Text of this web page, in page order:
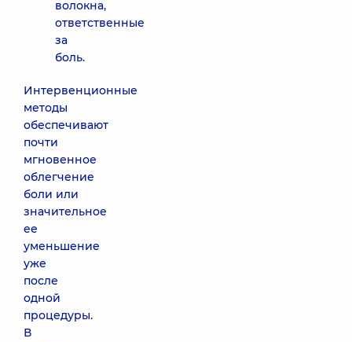
волокна,
ответственные
за
боль.
Интервенционные
методы
обеспечивают
почти
мгновенное
облегчение
боли или
значительное
ее
уменьшение
уже
после
одной
процедуры.
В